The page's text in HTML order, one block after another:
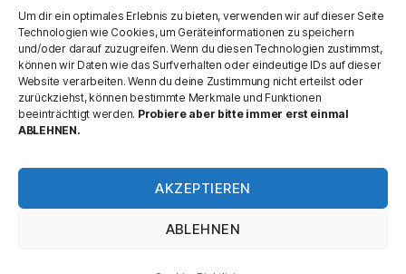
Um dir ein optimales Erlebnis zu bieten, verwenden wir auf dieser Seite
Technologien wie Cookies, um Geräteinformationen zu speichern
und/oder darauf zuzugreifen. Wenn du diesen Technologien zustimmst,
können wir Daten wie das Surfverhalten oder eindeutige IDs auf dieser
Website verarbeiten. Wenn du deine Zustimmung nicht erteilst oder
zurückziehst, können bestimmte Merkmale und Funktionen
beeinträchtigt werden. Probiere aber bitte immer erst einmal
ABLEHNEN.
AKZEPTIEREN
ABLEHNEN
Schlagwörter
Adventure,Spielbesprechung,USK
Kategorien